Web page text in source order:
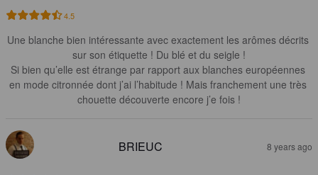
4.5
Une blanche bien intéressante avec exactement les arômes décrits
sur son étiquette ! Du blé et du seigle !
Si bien qu’elle est étrange par rapport aux blanches européennes
en mode citronnée dont j’ai l’habitude ! Mais franchement une très
chouette découverte encore j’e fois !
BRIEUC 8 years ago